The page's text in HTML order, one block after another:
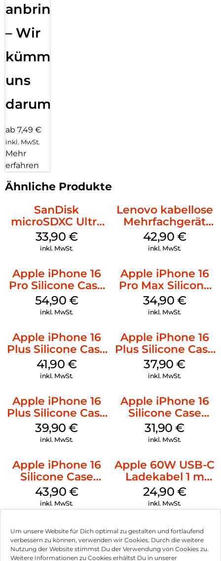
Um unsere Website für Dich optimal zu gestalten und fortlaufend
verbessern zu können, verwenden wir Cookies. Durch die weitere
Nutzung der Website stimmst Du der Verwendung von Cookies zu.
Weitere Informationen zu Cookies erhältst Du in unserer
anbringen
– Wir
kümmern
uns
darum!
ab 7,49 €
inkl. MwSt.
Mehr
erfahren
Ähnliche Produkte
SanDisk
microSDXC Ultra
128 GB + Adapter
Mobile
33,90 €
inkl. MwSt.
Lenovo kabellose
Mehrfachgerät
Luna Grey
42,90 €
inkl. MwSt.
Apple iPhone 16
Pro Silicone Case
MagSafe Black
54,90 €
inkl. MwSt.
Apple iPhone 16
Pro Max Silicone
Case MagSafe
Denim
34,90 €
inkl. MwSt.
Apple iPhone 16
Plus Silicone Case
MagSafe Stone
Gray
41,90 €
inkl. MwSt.
Apple iPhone 16
Plus Silicone Case
MagSafe Lake
Green
37,90€
inkl. MwSt.
Apple iPhone 16
Plus Silicone Case
MagSafe Plum
39,90€
inkl. MwSt.
Apple iPhone 16
Silicone Case
MagSafe Fuchsia
31,90€
inkl. MwSt.
Apple iPhone 16
Silicone Case
MagSafe Plum
43,90 €
inkl. MwSt.
Apple 60W USB-C
Ladekabel 1 m
Weiß
24,90 €
inkl. MwSt.
Impressum